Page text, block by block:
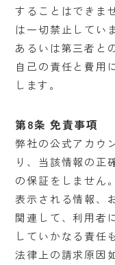
することはできま
は一切禁止してい
あるいは第三者と
自己の責任と費用
します。
第8条 免責事項
弊社の公式アカウ
り、当該情報の正
の保証をしません
表示される情報、
関連して、利用者
していかなる責任
法律上の請求原因